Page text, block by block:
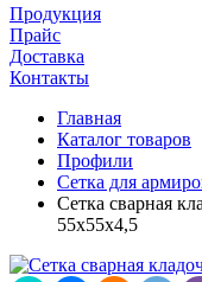
Продукция
Прайс
Доставка
Контакты
Главная
Каталог товаров
Профили
Сетка для
Сетка сварная
55х55х4,5